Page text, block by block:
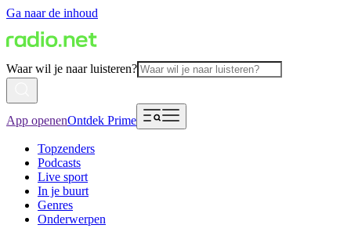
Ga naar de inhoud
Waar wil je naar luisteren?
App openenOntdek Prime
Topzenders
Podcasts
Live sport
In je buurt
Genres
Onderwerpen